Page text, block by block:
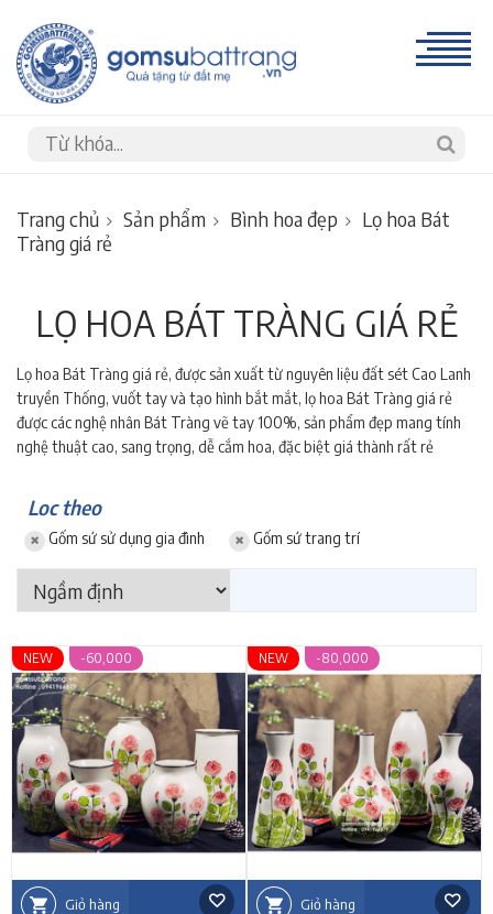
Trang chủ Sản phẩm Bình hoa đẹp
Lọ hoa Bát
Tràng giá rẻ
LỌ HOA BÁT TRÀNG GIÁ RẺ
Lọ hoa Bát Tràng giá rẻ, được sản xuất từ nguyên liệu đất sét Cao Lanh
truyền Thống, vuốt tay và tạo hình bắt mắt, lọ hoa Bát Tràng giá rẻ
được các nghệ nhân Bát Tràng vẽ tay 100%, sản phẩm đẹp mang tính
nghệ thuật cao, sang trọng, dễ cắm hoa, đặc biệt giá thành rất rẻ
Loc theo
Gốm sứ sử dụng gia đình Gốm sứ trang trí
Giỏ hàng
NEW -60,000
Giỏ hàng
NEW -80,000